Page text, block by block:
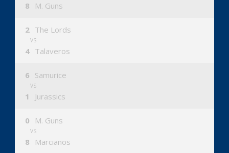
8 M. Guns
The Lords
2
VS
4 Talaveros
Samurice
6
VS
1 Jurassics
M. Guns
0
VS
8 Marcianos